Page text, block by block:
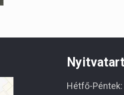
Hétfő-Péntek: